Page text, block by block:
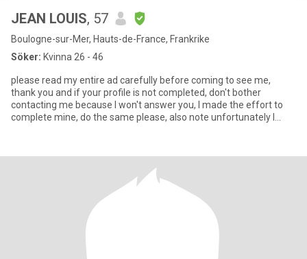
JEAN LOUIS, 57
Boulogne-sur-Mer, Hauts-de-France, Frankrike
Söker: Kvinna 26 - 46
please read my entire ad carefully before coming to see me,
thank you and if your profile is not completed, don't bother
contacting me because I won't answer you, I made the effort to
complete mine, do the same please, also note unfortunately I